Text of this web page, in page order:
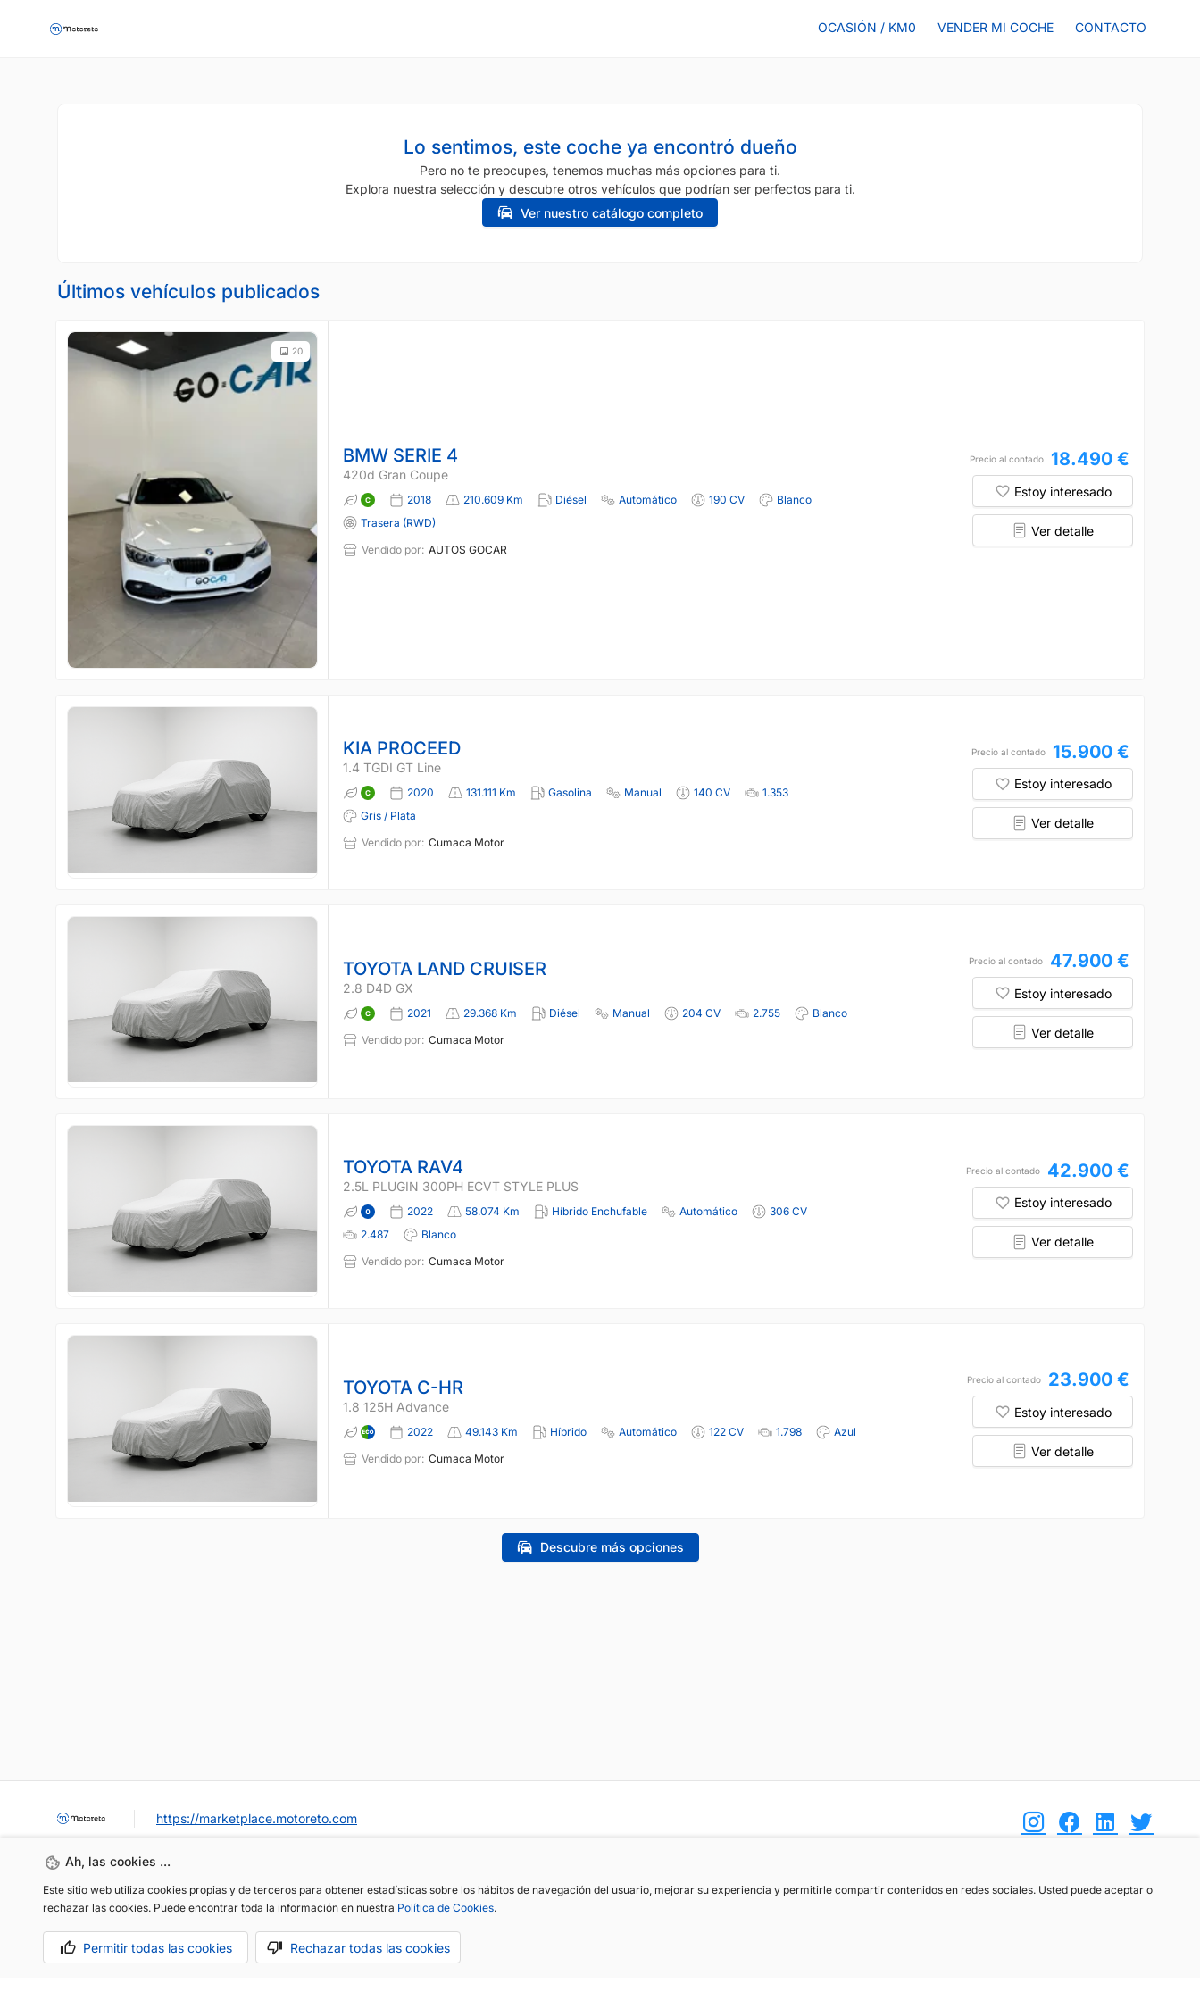
OCASIÓN / KM0 VENDER MI COCHE CONTACTO
Lo sentimos, este coche ya encontró dueño
Pero no te preocupes, tenemos muchas más opciones para ti.
Explora nuestra selección y descubre otros vehículos que podrían ser perfectos para ti.
Ver nuestro catálogo completo
Últimos vehículos publicados
20
BMW SERIE 4
420d Gran Coupe
2018 210.609 Km Diésel Automático 190 CV
Blanco
Trasera (RWD)
Vendido por: AUTOS GOCAR
Precio al contado 18.490 €
Estoy interesado
Ver detalle
KIA PROCEED
1.4 TGDI GT Line
2020 131.111 Km Gasolina Manual 140 CV
1.353
Gris / Plata
Vendido por: Cumaca Motor
Precio al contado 15.900 €
Estoy interesado
Ver detalle
TOYOTA LAND CRUISER
2.8 D4D GX
2021 29.368 Km Diésel Manual 204 CV 2.755
Blanco
Vendido por: Cumaca Motor
Precio al contado 47.900 €
Estoy interesado
Ver detalle
TOYOTA RAV4
2.5L PLUGIN 300PH ECVT STYLE PLUS
2022 58.074 Km Híbrido Enchufable Automático
306 CV
2.487
Blanco
Vendido por: Cumaca Motor
Precio al contado 42.900 €
Estoy interesado
Ver detalle
TOYOTA C-HR
1.8 125H Advance
2022 49.143 Km Híbrido Automático 122 CV 1.798
Azul
Vendido por: Cumaca Motor
Precio al contado 23.900 €
Estoy interesado
Ver detalle
Descubre más opciones
Ah, las cookies ...
Este sitio web utiliza cookies propias y de terceros para obtener estadísticas sobre los hábitos de navegación del usuario, mejorar su experiencia y permitirle compartir contenidos en redes sociales. Usted puede aceptar o
rechazar las cookies. Puede encontrar toda la información en nuestra Política de Cookies.
Permitir todas las cookies Rechazar todas las cookies
https://marketplace.motoreto.com
info@motoreto.com